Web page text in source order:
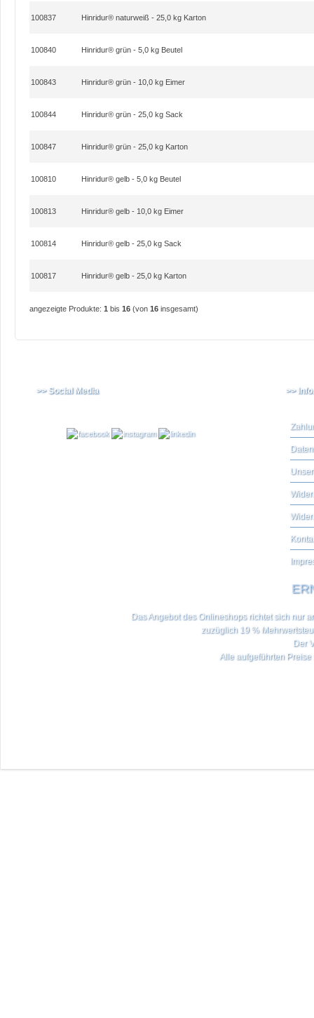
100837 Hinridur® naturweiß - 25,0 kg Karton
100840 Hinridur® grün - 5,0 kg Beutel
100843 Hinridur® grün - 10,0 kg Eimer
100844 Hinridur® grün - 25,0 kg Sack
100847 Hinridur® grün - 25,0 kg Karton
100810 Hinridur® gelb - 5,0 kg Beutel
100813 Hinridur® gelb - 10,0 kg Eimer
100814 Hinridur® gelb - 25,0 kg Sack
100817 Hinridur® gelb - 25,0 kg Karton
angezeigte Produkte: 1 bis 16 (von 16 insgesamt)
>> Social Media >>
Das Angebot des Onlineshops richtet sich nur
zuzüglich 19 %
Der
Alle aufgeführten